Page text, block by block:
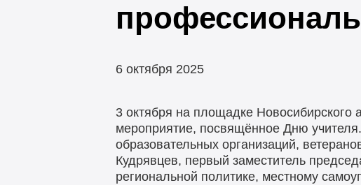
6 октября 2025
3 октября на площадке Новосибирского
мероприятие, посвящённое Дню
образовательных организаций,
Кудрявцев, первый заместитель
региональной политике, местному